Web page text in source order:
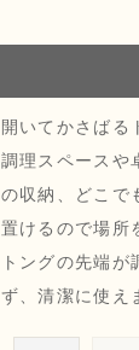
開いてかさばる
調理スペースや
の収納、どこで
置けるので場所
トングの先端が
ず、清潔に使え